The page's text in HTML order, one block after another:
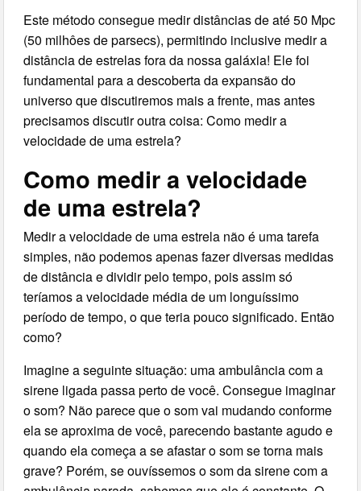
Este método consegue medir distâncias de até 50 Mpc
(50 milhôes de parsecs), permitindo inclusive medir a
distância de estrelas fora da nossa galáxia! Ele foi
fundamental para a descoberta da expansão do
universo que discutiremos mais a frente, mas antes
precisamos discutir outra coisa: Como medir a
velocidade de uma estrela?
Como medir a velocidade
de uma estrela?
Medir a velocidade de uma estrela não é uma tarefa
simples, não podemos apenas fazer diversas medidas
de distância e dividir pelo tempo, pois assim só
teríamos a velocidade média de um longuíssimo
período de tempo, o que teria pouco significado. Então
como?
Imagine a seguinte situação: uma ambulância com a
sirene ligada passa perto de você. Consegue imaginar
o som? Não parece que o som vai mudando conforme
ela se aproxima de você, parecendo bastante agudo e
quando ela começa a se afastar o som se torna mais
grave? Porém, se ouvíssemos o som da sirene com a